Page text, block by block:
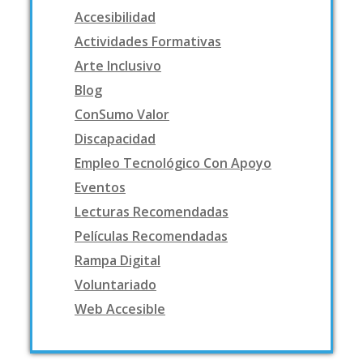
Accesibilidad
Actividades Formativas
Arte Inclusivo
Blog
ConSumo Valor
Discapacidad
Empleo Tecnológico Con Apoyo
Eventos
Lecturas Recomendadas
Películas Recomendadas
Rampa Digital
Voluntariado
Web Accesible